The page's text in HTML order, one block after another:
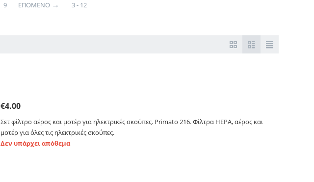
9 ΕΠΌΜΕΝΟ 3 - 12
€4.00
Σετ φίλτρο αέρος και μοτέρ για ηλεκτρικές σκούπες. Primato 216. Φίλτρα HEPA, αέρος και
μοτέρ για όλες τις ηλεκτρικές σκούπες.
Δεν υπάρχει απόθεμα